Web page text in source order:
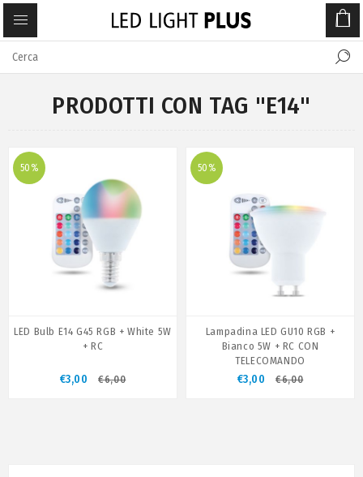
PRODOTTI CON TAG "E14"
50%
LED Bulb E14 G45 RGB + White 5W
+ RC
€3,00 €6,00
50%
Lampadina LED GU10 RGB +
Bianco 5W + RC CON
TELECOMANDO
€3,00 €6,00